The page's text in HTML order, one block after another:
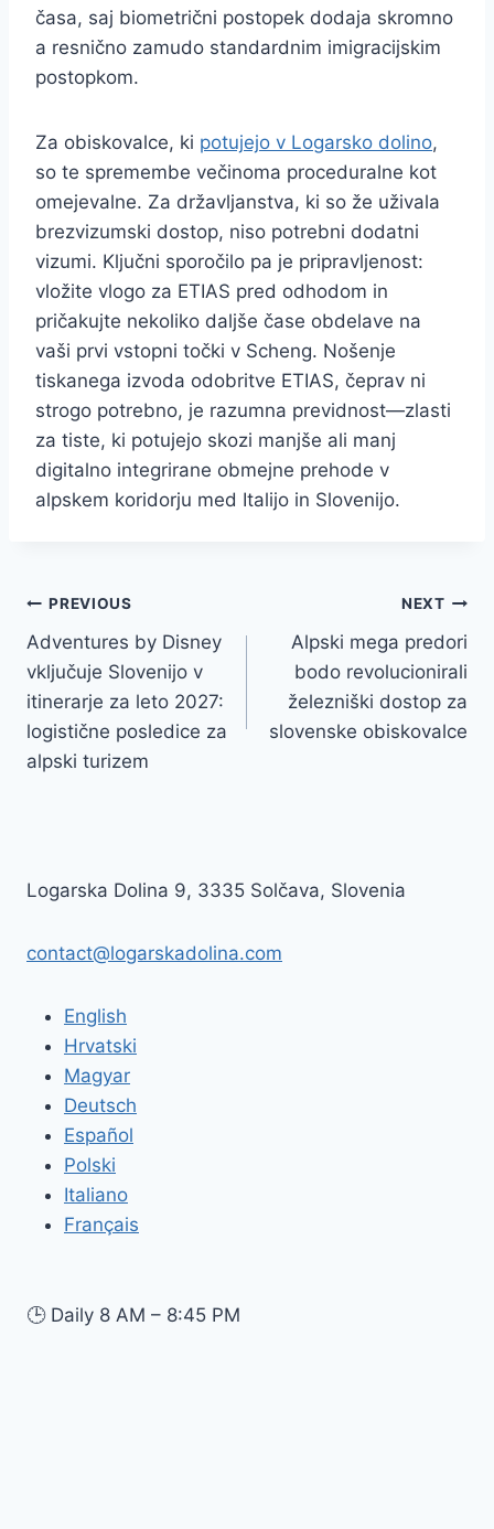
časa, saj biometrični postopek dodaja skromno
a resnično zamudo standardnim imigracijskim
postopkom.
Za obiskovalce, ki potujejo v Logarsko dolino,
so te spremembe večinoma proceduralne kot
omejevalne. Za državljanstva, ki so že uživala
brezvizumski dostop, niso potrebni dodatni
vizumi. Ključni sporočilo pa je pripravljenost:
vložite vlogo za ETIAS pred odhodom in
pričakujte nekoliko daljše čase obdelave na
vaši prvi vstopni točki v Scheng. Nošenje
tiskanega izvoda odobritve ETIAS, čeprav ni
strogo potrebno, je razumna previdnost—zlasti
za tiste, ki potujejo skozi manjše ali manj
digitalno integrirane obmejne prehode v
alpskem koridorju med Italijo in Slovenijo.
Navigacija
prispevka
PREVIOUS
Adventures by Disney
vključuje Slovenijo v
itinerarje za leto 2027:
logistične posledice za
alpski turizem
NEXT
Alpski mega predori
bodo revolucionirali
železniški dostop za
slovenske obiskovalce
Logarska Dolina 9, 3335 Solčava, Slovenia
contact@logarskadolina.com
English
Hrvatski
Magyar
Deutsch
Español
Polski
Italiano
Français
🕒 Daily 8 AM – 8:45 PM